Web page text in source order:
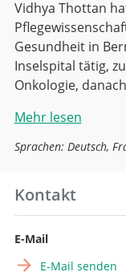
Vidhya Thottan
Gesundheit in
Inselspital tätig,
Onkologie,
Mehr lesen
Sprachen: Deutsch,
Kontakt
E-Mail
E-Mail senden